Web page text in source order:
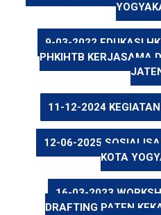
9-03-2022 EDUKASI
PHKIHTB KERJASAMA
11-12-2024
12-06-2025
KOTA
16-03-2023
DRAFTING PATEN